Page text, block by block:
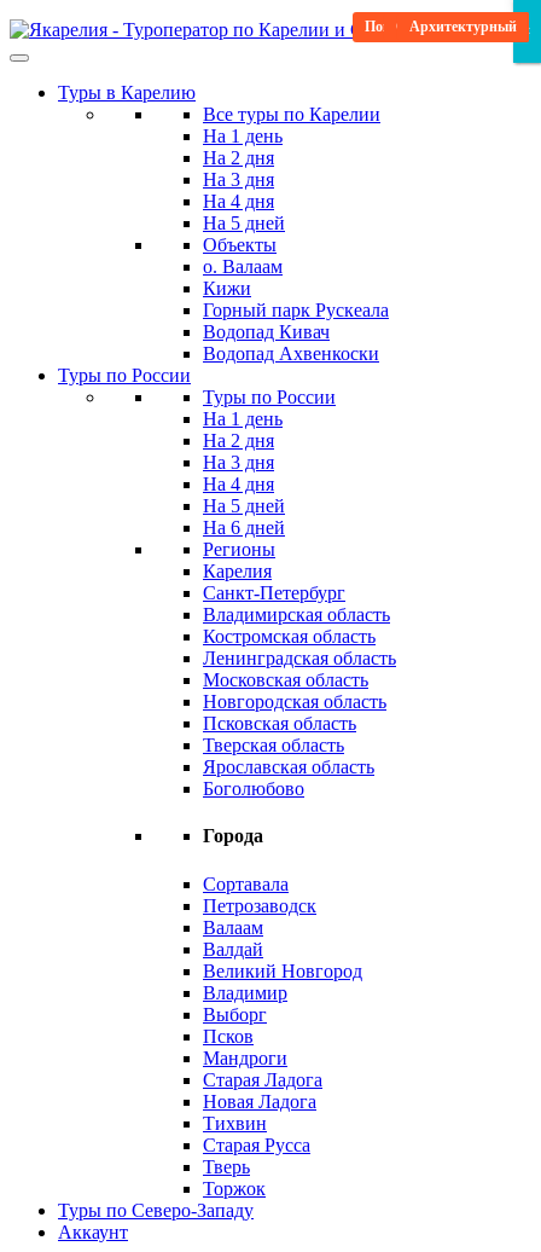
Skip
to
contentТуры в Карелию
Все туры по Карелии
На 1 день
На 2 дня
На 3 дня
На 4 дня
На 5 дней
Объекты
о. Валаам
Кижи
Горный парк Рускеала
Водопад Кивач
Водопад Ахвенкоски
Туры по России
Туры по России
На 1 день
На 2 дня
На 3 дня
На 4 дня
На 5 дней
На 6 дней
Регионы
Карелия
Санкт-Петербург
Владимирская область
Костромская область
Ленинградская область
Московская область
Новгородская область
Псковская область
Тверская область
Ярославская область
Боголюбово
Города
Сортавала
Петрозаводск
Валаам
Валдай
Великий Новгород
Владимир
Выборг
Псков
Мандроги
Старая Ладога
Новая Ладога
Тихвин
Старая Русса
Тверь
Торжок
Туры по Северо-Западу
Аккаунт
В гости к Деду Морозу
Мистический
Пейзажный
Повышенный комфорт
Водные туры
Развлекательный
Отпуск в Карелии
Архитектурный ×××